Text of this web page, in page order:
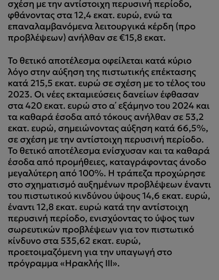
σχέση με την αντίστοιχη περυσινή περίοδο,
φθάνοντας στα 12,4 εκατ. ευρώ, ενώ τα
επαναλαμβανόμενα λειτουργικά κέρδη (προ
προβλέψεων) ανήλθαν σε €15,8 εκατ.
Το θετικό αποτέλεσμα οφείλεται κατά κύριο
λόγο στην αύξηση της πιστωτικής επέκτασης
κατά 215,5 εκατ. ευρώ σε σχέση με το τέλος του
2023. Οι νέες εκταμιεύσεις δανείων έφθασαν
στα 420 εκατ. ευρώ στο α΄ εξάμηνο του 2024 και
τα καθαρά έσοδα από τόκους ανήλθαν σε 53,2
εκατ. ευρώ, σημειώνοντας αύξηση κατά 66,5%,
σε σχέση με την αντίστοιχη περυσινή περίοδο.
Το θετικό αποτέλεσμα ενίσχυσαν και τα καθαρά
έσοδα από προμήθειες, καταγράφοντας άνοδο
μεγαλύτερη από 100%. Η τράπεζα προχώρησε
στο σχηματισμό αυξημένων προβλέψεων έναντι
του πιστωτικού κινδύνου ύψους 14,6 εκατ. ευρώ,
έναντι 12,8 εκατ. ευρώ κατά την αντίστοιχη
περυσινή περίοδο, ενισχύοντας το ύψος των
σωρευτικών προβλέψεων για τον πιστωτικό
κίνδυνο στα 535,62 εκατ. ευρώ,
προετοιμαζόμενη για την υπαγωγή στο
πρόγραμμα «Ηρακλής ΙΙΙ».